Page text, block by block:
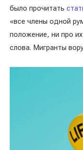
было прочитать
«все члены одной
положение, ни про
слова. Мигранты